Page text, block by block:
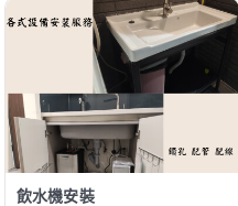
飲水機安裝